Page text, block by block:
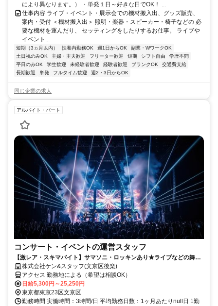
により異なります。） ・単発１日～好きな日でOK！ ...
仕事内容 ライブ・イベント・展示会での機材搬入出、グッズ販売、
案内・受付 ＜機材搬入出＞ 照明・楽器・スピーカー・椅子などの 必
要な機材を運んだり、 セッティングをしたりするお仕事。 ライブや
イベント...
短期（3ヵ月以内） 扶養内勤務OK 週1日からOK
副業・WワークOK
土日祝のみOK
主婦・主夫歓迎 フリーター歓迎 短期 シフト自由
学歴不問
平日のみOK
学生歓迎 未経験者歓迎 経験者歓迎 ブランクOK
交通費支給
長期歓迎
単発 フルタイム歓迎 週2・3日からOK
同じ企業の求人
アルバイト・パート
コンサート・イベントの運営スタッフ
【激レア・スキマバイト】サマソニ・ロッキンあり★ライブなどの舞台
裏が見れる！単発1日～好きな時に働けちゃう！短期もOK！
株式会社ケン&スタッフ(文京区後楽)
アクセス 勤務地による（希望は相談OK）
日給5,300円～25,250円
東京都東京23区文京区
勤務時間 実働時間：3時間/日 平均勤務日数：1ヶ月あたりnull日 1勤